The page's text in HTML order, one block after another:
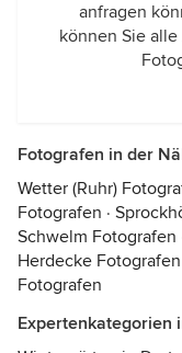
anfragen
können Sie
Fotografen in der
Wetter (Ruhr)
Fotografen ·
Schwelm Fotografen
Herdecke Fotografen
Fotografen
Expertenkategorien